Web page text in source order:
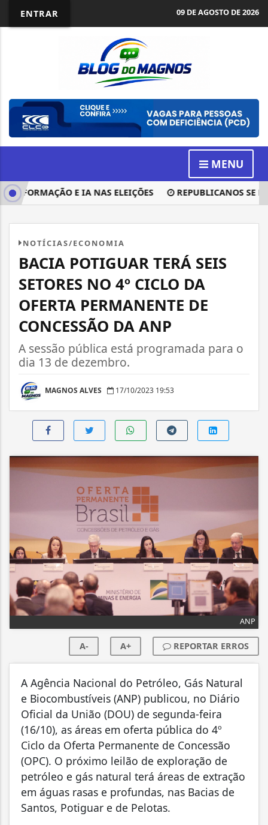
ENTRAR 09 DE AGOSTO DE 2026
MENU
E IA NAS ELEIÇÕES REPUBLICANOS SE
NOTÍCIAS/ECONOMIA
BACIA POTIGUAR TERÁ SEIS
SETORES NO 4º CICLO DA
OFERTA PERMANENTE DE
CONCESSÃO DA ANP
A sessão pública está programada para o
dia 13 de dezembro.
MAGNOS ALVES 17/10/2023 19:53
ANP
A- A+ REPORTAR ERROS
A Agência Nacional do Petróleo, Gás Natural
e Biocombustíveis (ANP) publicou, no Diário
Oficial da União (DOU) de segunda-feira
(16/10), as áreas em oferta pública do 4º
Ciclo da Oferta Permanente de Concessão
(OPC). O próximo leilão de exploração de
petróleo e gás natural terá áreas de extração
em águas rasas e profundas, nas Bacias de
Santos, Potiguar e de Pelotas.